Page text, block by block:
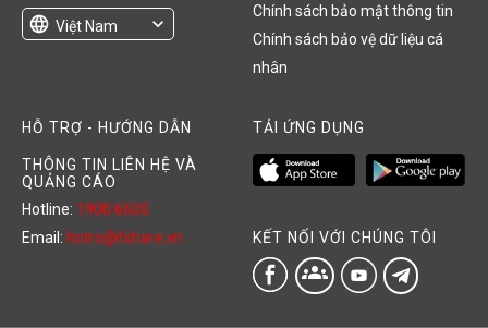
language Việt Nam
expand_more
Chính sách bảo mật thông tin
Chính sách bảo vệ dữ liệu cá
nhân
HỖ TRỢ - HƯỚNG DẪN
THÔNG TIN LIÊN HỆ VÀ
QUẢNG CÁO
Hotline: 1900 6600
Email: hotro@fshare.vn
TẢI ỨNG DỤNG
KẾT NỐI VỚI CHÚNG TÔI
groups